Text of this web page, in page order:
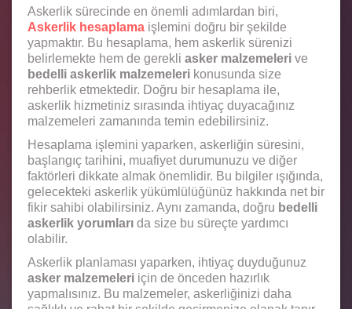
Askerlik sürecinde en önemli adımlardan biri,
Askerlik hesaplama işlemini doğru bir şekilde
yapmaktır. Bu hesaplama, hem askerlik sürenizi
belirlemekte hem de gerekli asker malzemeleri ve
bedelli askerlik malzemeleri konusunda size
rehberlik etmektedir. Doğru bir hesaplama ile,
askerlik hizmetiniz sırasında ihtiyaç duyacağınız
malzemeleri zamanında temin edebilirsiniz.
Hesaplama işlemini yaparken, askerliğin süresini,
başlangıç tarihini, muafiyet durumunuzu ve diğer
faktörleri dikkate almak önemlidir. Bu bilgiler ışığında,
gelecekteki askerlik yükümlülüğünüz hakkında net bir
fikir sahibi olabilirsiniz. Aynı zamanda, doğru bedelli
askerlik yorumları da size bu süreçte yardımcı
olabilir.
Askerlik planlaması yaparken, ihtiyaç duyduğunuz
asker malzemeleri için de önceden hazırlık
yapmalısınız. Bu malzemeler, askerliğinizi daha